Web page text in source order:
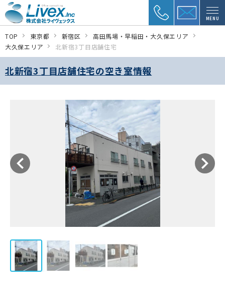
MENU
TOP 東京都 新宿区
高田馬場・早稲田・大久保エリア
大久保エリア
北新宿3丁目店舗住宅
北新宿3丁目店舗住宅の空き室情報